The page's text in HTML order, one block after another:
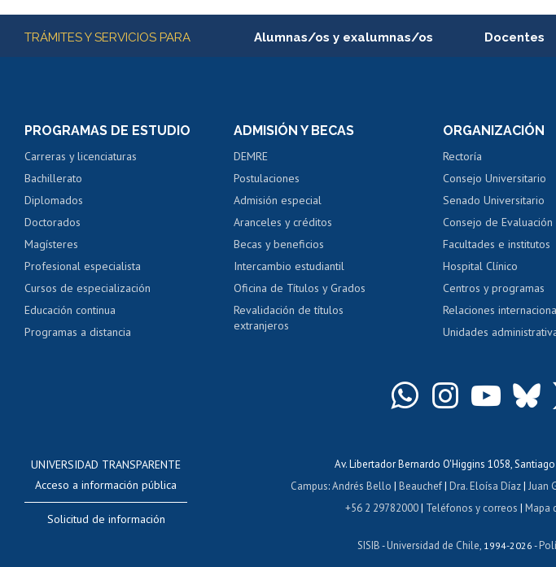
Más información
TRÁMITES Y SERVICIOS PARA Alumnas/os y exalumnas/os
Servicio médico y dental
Pago de arancel y crédito alumnos
Pago de arancel y crédito exalumnos
Certificado de títulos y grados
Docentes
Evaluación
Calificación
Postulación al
Mi Uchile Ayuda tecnológica Tarjeta TUI
PROGRAMAS DE ESTUDIO
Carreras y licenciaturas
Bachillerato
Diplomados
Doctorados
Magísteres
Profesional especialista
Cursos de especialización
Educación continua
Programas a distancia
ADMISIÓN Y BECAS
DEMRE
Postulaciones
Admisión especial
Aranceles y créditos
Becas y beneficios
Intercambio estudiantil
Oficina de Títulos y Grados
Revalidación de títulos
extranjeros
ORGANIZACIÓN
Rectoría
Consejo Universitario
Senado Universitario
Consejo de Evaluación
Facultades e institutos
Hospital Clínico
Centros y programas
Relaciones
Unidades
UNIVERSIDAD TRANSPARENTE
Acceso a información pública
Solicitud de información
Av. Libertador Bernardo O'Higgins 1058,
Campus:Andrés Bello | Beauchef| Dra. Eloísa Díaz| Juan
+56 2 29782000| Teléfonos y correos |Mapa
SISIB -Universidad de Chile , 1994-2026 -